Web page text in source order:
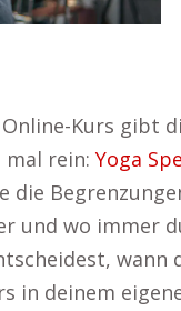
Kurs gibt
mal rein: Yoga
und wo immer
in deinem